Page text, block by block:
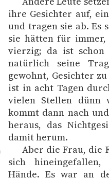
ihre Gesichter auf,
und tragen sie ab. Es
sie hätten für
vierzig; da ist schon
natürlich seine
gewohnt, Gesichter
ist in acht Tagen
vielen Stellen dünn
kommt dann nach
heraus, das
damit herum.
Aber die Frau, die
sich
Hände. Es war an